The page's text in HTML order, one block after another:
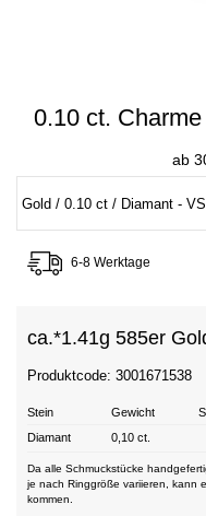
0.10 ct.
ab
6-8 Werktage
ca.*1.41g 585er
Produktcode: 3001671538
Stein Gewicht
Diamant
0,10 ct.
Da alle Schmuckstücke
je nach Ringgröße variieren, kann
kommen.